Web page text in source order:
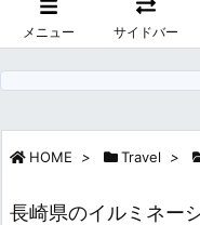
メニュー サイドバー
HOME > Travel >
長崎県のイルミネー